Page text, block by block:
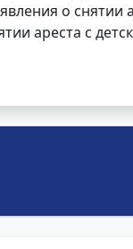
о снятии
ареста с